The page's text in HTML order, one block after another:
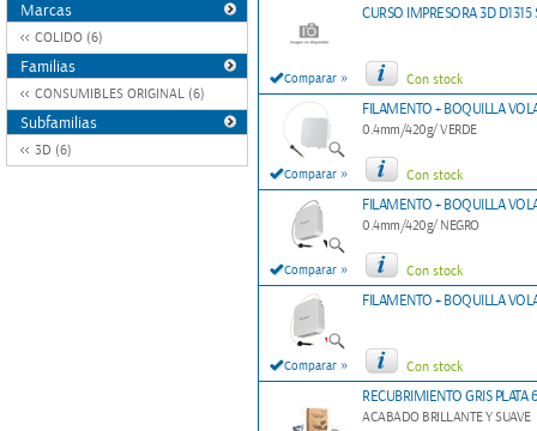
Marcas
COLIDO (6)
Familias
CONSUMIBLES ORIGINAL (6)
Subfamilias
3D (6)
Comparar »
CURSO IMPRESORA 3D D1315
Con stock
Comparar »
FILAMENTO + BOQUILLA
0.4mm/420g/ VERDE
Con stock
Comparar »
FILAMENTO + BOQUILLA
0.4mm/420g/ NEGRO
Con stock
Comparar »
FILAMENTO + BOQUILLA
Con stock
RECUBRIMIENTO GRIS
ACABADO BRILLANTE Y SUAVE